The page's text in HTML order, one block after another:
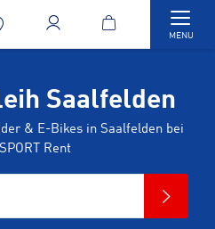
MENU
Saalfelden
& E-Bikes in Saalfelden bei
Rent